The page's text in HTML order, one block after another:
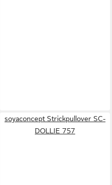
soyaconcept Strickpullover SC-
DOLLIE 757